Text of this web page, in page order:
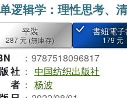
逻辑学：理性思考、
平裝
287 元 (無庫存)
書紐電
179 元
： 9787518096817
社 ： 中国纺织出版社
者 ： 杨波